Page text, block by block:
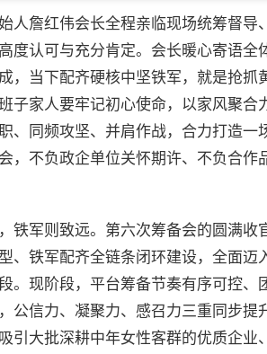
人詹红伟会长全程亲临现场统筹督
度认可与充分肯定。会长暖心寄语
，当下配齐硬核中坚铁军，就是抢
子家人要牢记初心使命，以家风聚
、同频攻坚、并肩作战，合力打造
，不负政企单位关怀期许、不负合
铁军则致远。第六次筹备会的圆满
、铁军配齐全链条闭环建设，全面
。现阶段，平台筹备节奏有序可控
公信力、凝聚力、感召力三重同步
引大批深耕中年女性客群的优质企